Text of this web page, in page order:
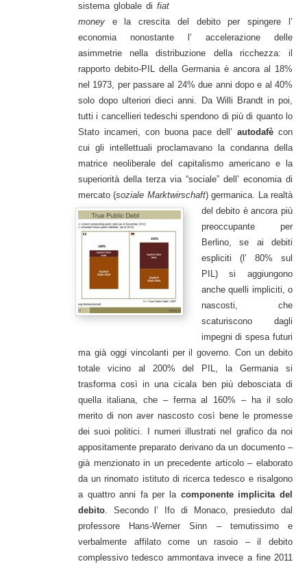
sistema globale difiat
moneye la crescita del debito per spingere l’
economia nonostante l’ accelerazione delle
asimmetrie nella distribuzione della ricchezza: il
rapporto debito-PIL della Germania è ancora al 18%
nel 1973, per passare al 24% due anni dopo e al 40%
solo dopo ulteriori dieci anni. Da Willi Brandt in poi,
tutti i cancellieri tedeschi spendono di più di quanto lo
Stato incameri, con buona pace dell’autodafè con
cui gli intellettuali proclamavano la condanna della
matrice neoliberale del capitalismo americano e la
superiorità della terza via “sociale” dell’ economia di
mercato (soziale Marktwirschaft) germanica. La realtà
del debito è ancora più
preoccupante per
Berlino, se ai debiti
espliciti (l’ 80% sul
PIL) si aggiungono
anche quelli impliciti, o
nascosti, che
scaturiscono dagli
impegni di spesa futuri
ma già oggi vincolanti per il governo. Con un debito
totale vicino al 200% del PIL, la Germania si
trasforma così in una cicala ben più debosciata di
quella italiana, che – ferma al 160% – ha il solo
merito di non aver nascosto così bene le promesse
dei suoi politici. I numeri illustrati nel grafico da noi
appositamente preparato derivano da un documento –
già menzionato in un precedente articolo – elaborato
da un rinomato istituto di ricerca tedesco e risalgono
a quattro anni fa per la componente implicita del
debito. Secondo l’ Ifo di Monaco, presieduto dal
professore Hans-Werner Sinn – temutissimo e
verbalmente affilato come un rasoio – il debito
complessivo tedesco ammontava invece a fine 2011